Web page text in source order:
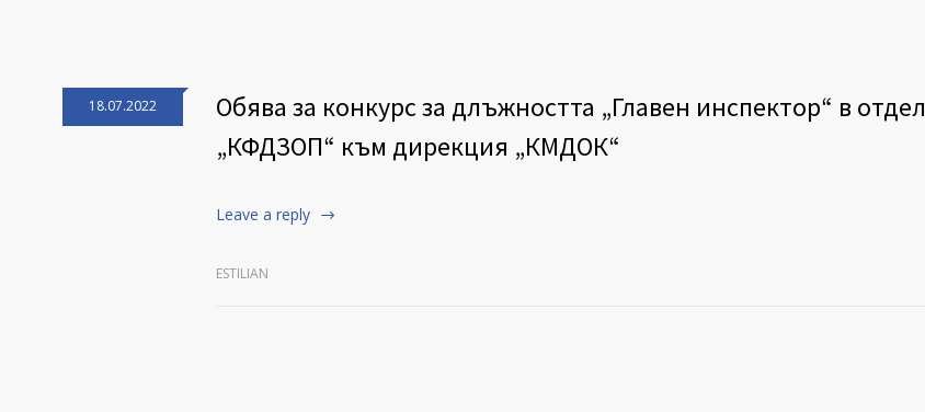
18.07.2022
Обява за конкурс за длъжността „Главен инспектор“ в отдел
„КФДЗОП“ към дирекция „КМДОК“
Leave a reply
ESTILIAN